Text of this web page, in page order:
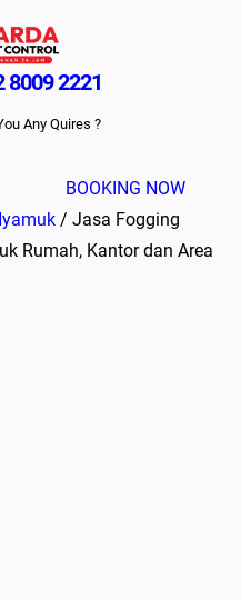
8009 2221
Any Quires ?
BOOKING NOW
/ Jasa Fogging
Rumah, Kantor dan Area